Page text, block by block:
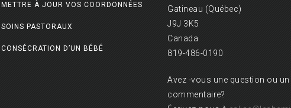
METTRE À JOUR VOS COORDONNÉES
SOINS PASTORAUX
CONSÉCRATION D’UN BÉBÉ
Gatineau (Québec)
J9J 3K5
Canada
819-486-0190
Avez -vous une question ou un
commentaire?